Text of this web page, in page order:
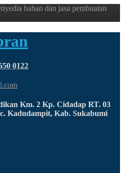
bahan dan jasa pembuatan
0122
Km. 2 Kp. Cidadap RT. 03
Kadudampit, Kab. Sukabumi